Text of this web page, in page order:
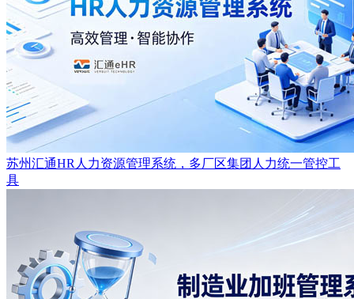
苏州汇通HR人力资源管理系统，多厂区集团人力统一管控工
具